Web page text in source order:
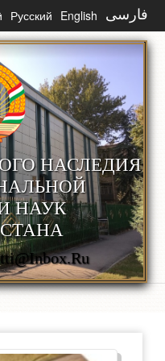
Русский English فارسی
НАСЛЕДИЯ
НАУК